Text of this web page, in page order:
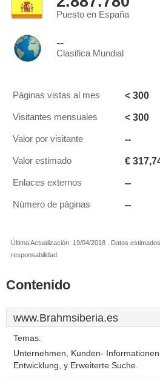
Puesto en España
--
Clasifica Mundial
Páginas vistas al mes < 300
Visitantes mensuales < 300
Valor por visitante --
Valor estimado €
Enlaces externos --
Número de páginas --
Última Actualización: 19/04/2018 . Datos
responsabilidad.
Contenido
www.Brahmsiberia.es
Temas:
Unternehmen, Kunden-
Entwicklung, y Erweiterte Suche.